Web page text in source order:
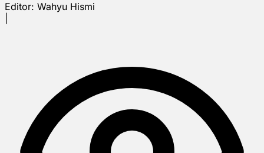
Editor: Wahyu Hismi